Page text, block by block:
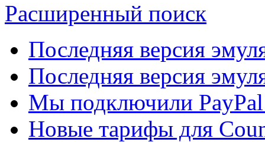
Расширенный поиск
Последняя версия
Последняя версия
Мы подключили PayPal
Новые тарифы для